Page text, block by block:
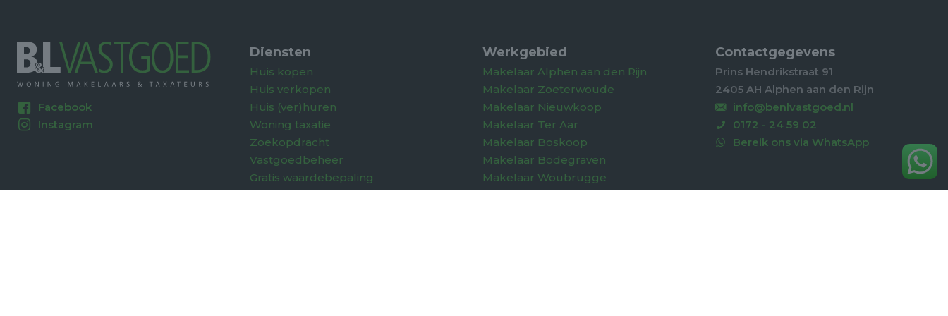
Facebook
Instagram
Diensten
Huis kopen
Huis verkopen
Huis (ver)huren
Woning taxatie
Zoekopdracht
Vastgoedbeheer
Gratis waardebepaling
Werkgebied
Makelaar Alphen aan den Rijn
Makelaar Zoeterwoude
Makelaar Nieuwkoop
Makelaar Ter Aar
Makelaar Boskoop
Makelaar Bodegraven
Makelaar Woubrugge
Contactgegevens
Prins Hendrikstraat 91
2405 AH Alphen aan den Rijn
info@benlvastgoed.nl
0172 - 24 59 02
Bereik ons via WhatsApp